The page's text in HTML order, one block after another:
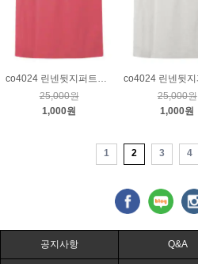
co4024 린넨뒷지퍼트임스커트_핑크S
25,000원
1,000원
25,000원
1,000원
1 2 3 4
공지사항 Q&A